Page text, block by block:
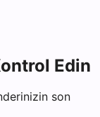
Edin
son